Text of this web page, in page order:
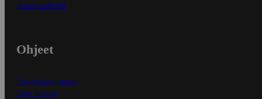
Asiakaspalvelu
Ohjeet
Ensitilaajan ohjeet
Näin maksat